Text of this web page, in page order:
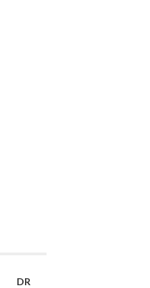
DR